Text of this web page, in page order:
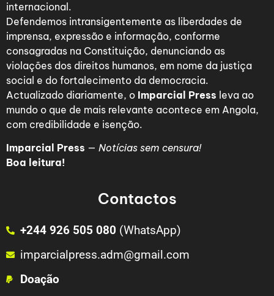
internacional.
Defendemos intransigentemente as liberdades de
imprensa, expressão e informação, conforme
consagradas na Constituição, denunciando as
violações dos direitos humanos, em nome da justiça
social e do fortalecimento da democracia.
Actualizado diariamente, o Imparcial Press leva ao
mundo o que de mais relevante acontece em Angola,
com credibilidade e isenção.
Imparcial Press — Notícias sem censura!
Boa leitura!
Contactos
+244 926 505 080 (WhatsApp)
imparcialpress.adm@gmail.com
Doação